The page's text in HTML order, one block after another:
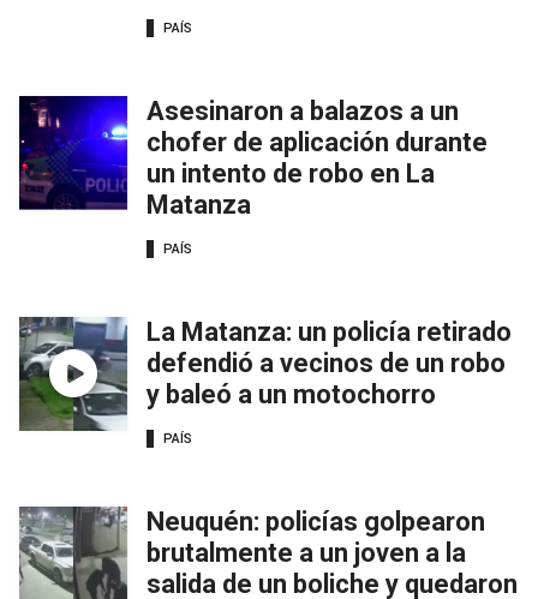
PAÍS
Asesinaron a balazos a un
chofer de aplicación durante
un intento de robo en La
Matanza
PAÍS
La Matanza: un policía retirado
defendió a vecinos de un robo
y baleó a un motochorro
PAÍS
Neuquén: policías golpearon
brutalmente a un joven a la
salida de un boliche y quedaron